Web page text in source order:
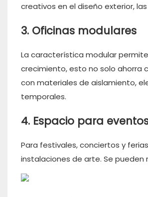
creativos en el diseño exterior,
3. Oficinas modulares
La característica modular
crecimiento, esto no solo ahorra
con materiales de aislamiento,
temporales.
4. Espacio para
Para festivales, conciertos y
instalaciones de arte. Se pueden